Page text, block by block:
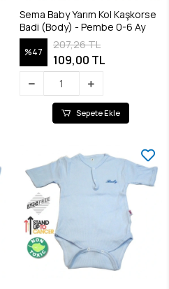
Sema Baby Yarım Kol Kaşkorse
Badi (Body) - Pembe 0-6 Ay
%47
207,26 TL
109,00 TL
Sepete Ekle